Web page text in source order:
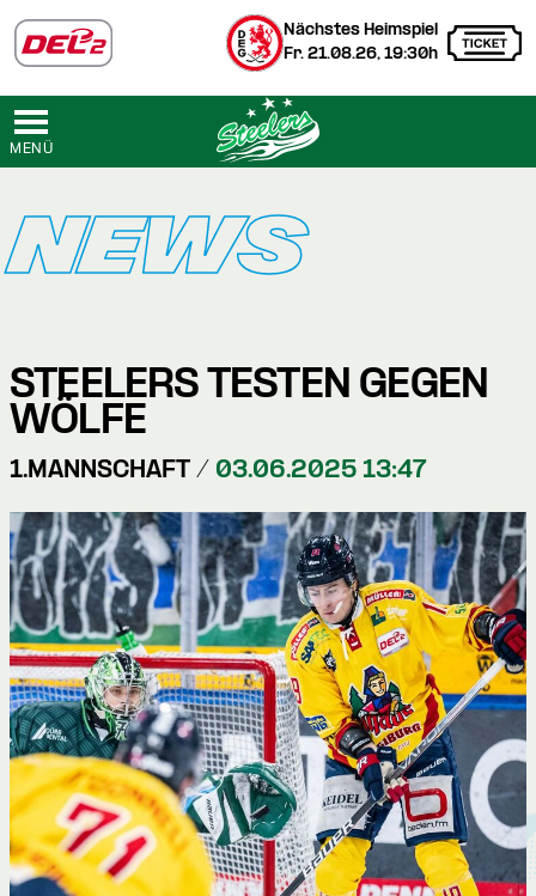
Nächstes Heimspiel
Fr. 21.08.26, 19:30h
MENÜ
NEWS
STEELERS TESTEN GEGEN
WÖLFE
1.MANNSCHAFT / 03.06.2025 13:47